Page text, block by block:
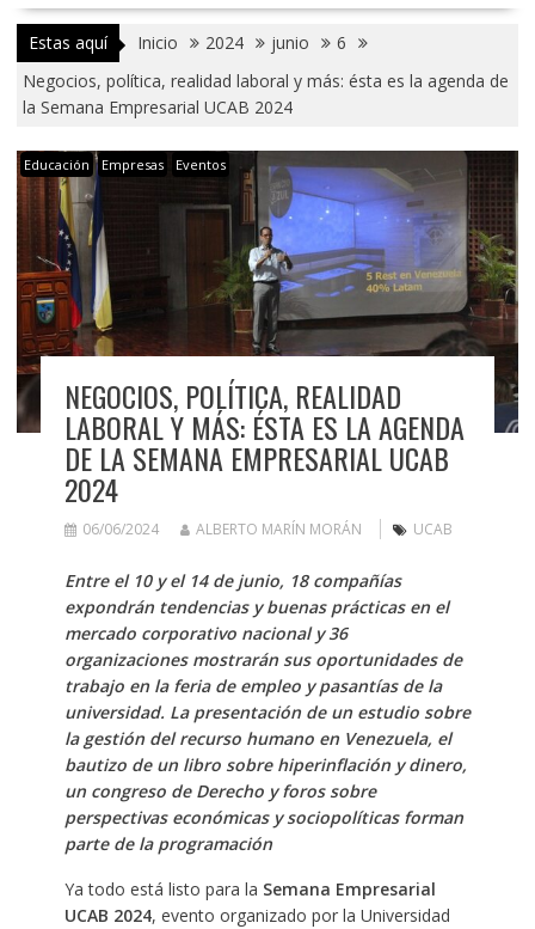
Estas aquí Inicio 2024 junio
6
Negocios, política, realidad laboral y más: ésta es la agenda de
la Semana Empresarial UCAB 2024
Educación Empresas Eventos
NEGOCIOS, POLÍTICA, REALIDAD
LABORAL Y MÁS: ÉSTA ES LA AGENDA
DE LA SEMANA EMPRESARIAL UCAB
2024
06/06/2024 ALBERTO MARÍN MORÁN UCAB
Entre el 10 y el 14 de junio, 18 compañías
expondrán tendencias y buenas prácticas en el
mercado corporativo nacional y 36
organizaciones mostrarán sus oportunidades de
trabajo en la feria de empleo y pasantías de la
universidad. La presentación de un estudio sobre
la gestión del recurso humano en Venezuela, el
bautizo de un libro sobre hiperinflación y dinero,
un congreso de Derecho y foros sobre
perspectivas económicas y sociopolíticas forman
parte de la programación
Ya todo está listo para la Semana Empresarial
UCAB 2024, evento organizado por la Universidad